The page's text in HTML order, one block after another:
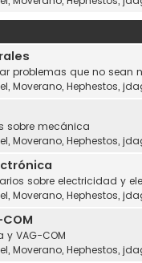
problemas que no sean
, Moverano, Hephestos,
sobre mecánica
, Moverano, Hephestos,
sobre electricidad y
, Moverano, Hephestos,
y VAG-COM
, Moverano, Hephestos,